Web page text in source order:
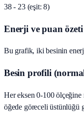
38 - 23 (eşit: 8)
Enerji ve puan özeti
Bu grafik, iki besinin enerji
Besin profili
Her eksen 0-100 ölçeğine
öğede göreceli üstünlüğü